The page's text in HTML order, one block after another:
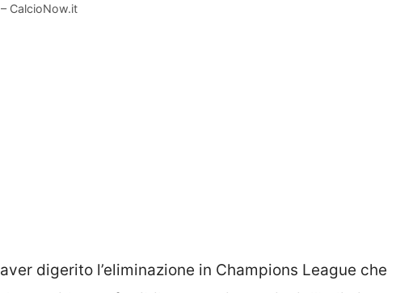
CalcioNow.it
digerito l’eliminazione in Champions League che